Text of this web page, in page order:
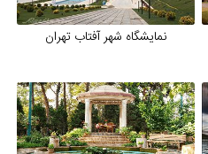
نمایشگاه شهر آفتاب تهران